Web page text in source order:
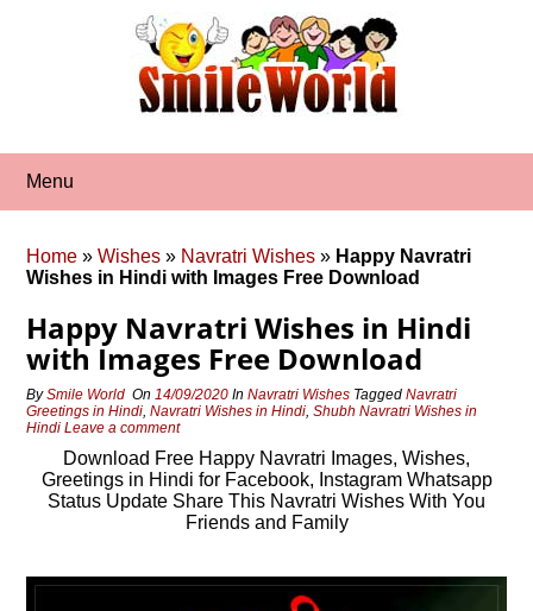
Menu
Home »Wishes » Navratri Wishes » Happy Navratri
Wishes in Hindi with Images Free Download
Happy Navratri Wishes in Hindi
with Images Free Download
BySmile World On14/09/2020 InNavratri Wishes TaggedNavratri
Greetings in Hindi,Navratri Wishes in Hindi,Shubh Navratri Wishes in
Hindi Leave a comment
Download Free Happy Navratri Images, Wishes,
Greetings in Hindi for Facebook, Instagram Whatsapp
Status Update Share This Navratri Wishes With You
Friends and Family